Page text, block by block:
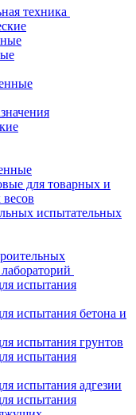
техника
для товарных и
испытательных
испытания
испытания бетона и
испытания грунтов
испытания
испытания адгезии
испытания